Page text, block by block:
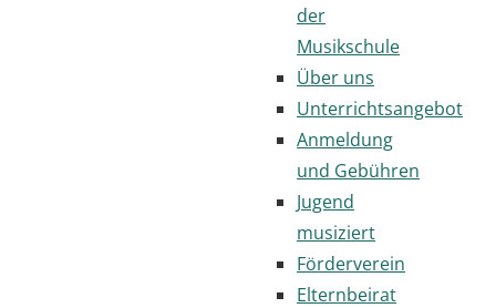
der
Musikschule
Über uns
Unterrichtsangebot
Anmeldung
und Gebühren
Jugend
musiziert
Förderverein
Elternbeirat